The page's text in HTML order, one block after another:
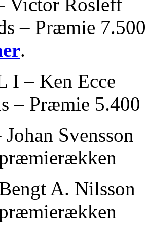
Victor Rosleff
– Præmie
.
I – Ken Ecce
– Præmie
Svensson
A. Nilsson